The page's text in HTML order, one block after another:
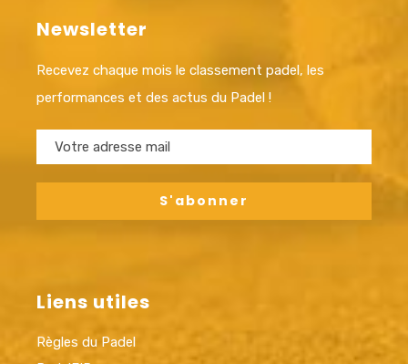
Newsletter
Recevez chaque mois le classement padel, les
performances et des actus du Padel !
Liens utiles
Règles du Padel